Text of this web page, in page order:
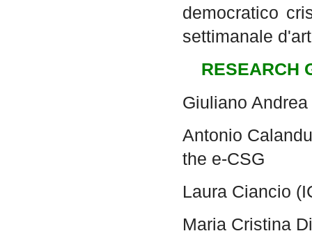
democratico
settimanale
RESEARCH
Giuliano
Antonio
the e-CSG
Laura Ciancio
Maria Cristina